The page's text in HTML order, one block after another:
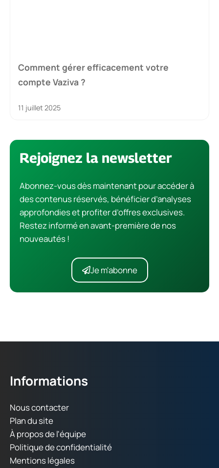
Comment gérer efficacement votre
compte Vaziva ?
11 juillet 2025
Rejoignez la newsletter
Abonnez-vous dès maintenant pour accéder à
des contenus réservés, bénéficier d’analyses
approfondies et profiter d’offres exclusives.
Restez informé en avant-première de nos
nouveautés !
Je m'abonne
Informations
Nous contacter
Plan du site
À propos de l'équipe
Politique de confidentialité
Mentions légales